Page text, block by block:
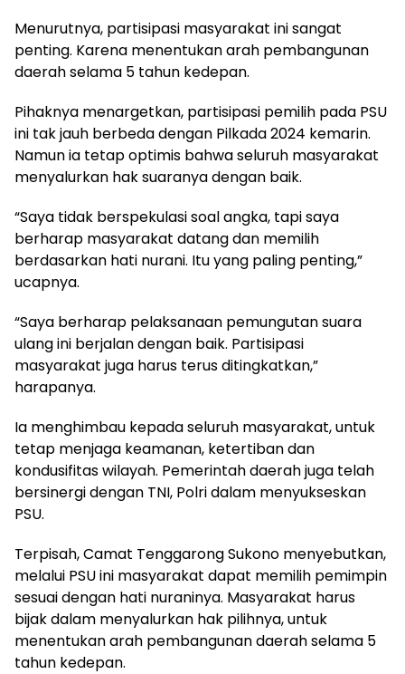
Menurutnya, partisipasi masyarakat ini sangat
penting. Karena menentukan arah pembangunan
daerah selama 5 tahun kedepan.
Pihaknya menargetkan, partisipasi pemilih pada PSU
ini tak jauh berbeda dengan Pilkada 2024 kemarin.
Namun ia tetap optimis bahwa seluruh masyarakat
menyalurkan hak suaranya dengan baik.
“Saya tidak berspekulasi soal angka, tapi saya
berharap masyarakat datang dan memilih
berdasarkan hati nurani. Itu yang paling penting,”
ucapnya.
“Saya berharap pelaksanaan pemungutan suara
ulang ini berjalan dengan baik. Partisipasi
masyarakat juga harus terus ditingkatkan,”
harapanya.
Ia menghimbau kepada seluruh masyarakat, untuk
tetap menjaga keamanan, ketertiban dan
kondusifitas wilayah. Pemerintah daerah juga telah
bersinergi dengan TNI, Polri dalam menyukseskan
PSU.
Terpisah, Camat Tenggarong Sukono menyebutkan,
melalui PSU ini masyarakat dapat memilih pemimpin
sesuai dengan hati nuraninya. Masyarakat harus
bijak dalam menyalurkan hak pilihnya, untuk
menentukan arah pembangunan daerah selama 5
tahun kedepan.